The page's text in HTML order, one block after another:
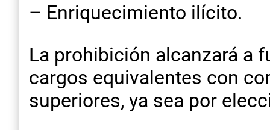
– Enriquecimiento ilícito.
La prohibición alcanzará a
cargos equivalentes con
superiores, ya sea por